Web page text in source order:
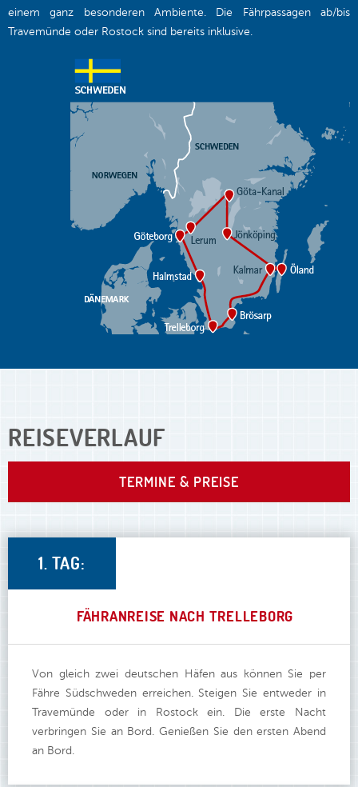
einem ganz besonderen Ambiente. Die Fährpassagen ab/bis
Travemünde oder Rostock sind bereits inklusive.
REISEVERLAUF
TERMINE & PREISE
1. TAG:
FÄHRANREISE NACH TRELLEBORG
Von gleich zwei deutschen Häfen aus können Sie per
Fähre Südschweden erreichen. Steigen Sie entweder in
Travemünde oder in Rostock ein. Die erste Nacht
verbringen Sie an Bord. Genießen Sie den ersten Abend
an Bord.